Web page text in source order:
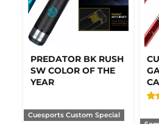
PREDATOR BK RUSH
SW COLOR OF THE
YEAR
Cuesports Custom Special